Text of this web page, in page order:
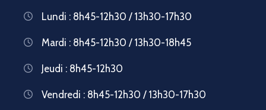
Lundi : 8h45-12h30 / 13h30-17h30
Mardi : 8h45-12h30 / 13h30-18h45
Jeudi : 8h45-12h30
Vendredi : 8h45-12h30 / 13h30-17h30